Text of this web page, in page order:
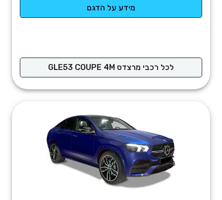
מידע על הדגם
לכל רכבי מרצדס GLE53 COUPE 4M